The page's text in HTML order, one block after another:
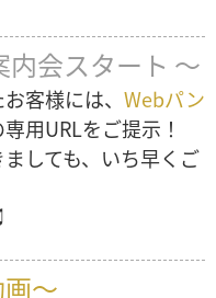
会スタート ～
客様には、 Webパン
専用URLをご提示！
しても、いち早くご
～